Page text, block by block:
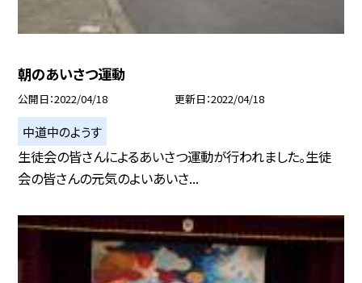
朝のあいさつ運動
公開日 2022/04/18 更新日 2022/04/18
中道中のようす
生徒会の皆さんによるあいさつ運動が行われました。生徒
会の皆さんの元気のよいあいさ...